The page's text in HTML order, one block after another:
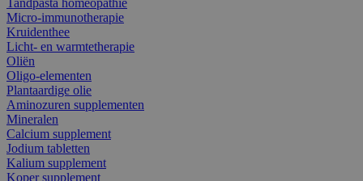
Micro-immunotherapie
Kruidenthee
Licht- en warmtetherapie
Oliën
Oligo-elementen
Plantaardige olie
Aminozuren supplementen
Mineralen
Calcium supplement
Jodium tabletten
Kalium supplement
Koper supplement